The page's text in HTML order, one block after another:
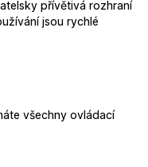
přívětivá rozhraní
jsou rychlé
všechny ovládací